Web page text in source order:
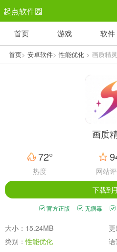
起点软件园
塔防游戏
1千+款游戏
休闲益
1万+款
3百+款
首页 游戏 软件
首页> 安卓软件>性能优化> 画质精
画质
72°
热度 网站
下载到
官方正版 无病毒
大小：15.24MB
类别：性能优化